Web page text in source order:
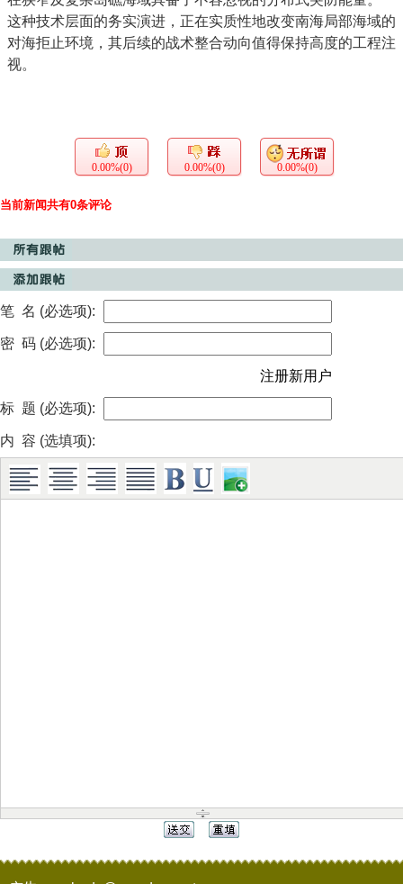
这种技术层面的务实演进，正在实质性地改变南海局部海域的
对海拒止环境，其后续的战术整合动向值得保持高度的工程注
视。
0.00%(0) 0.00%(0) 0.00%(0)
当前新闻共有0条评论
笔 名 (必选项):
密 码 (必选项):
注册新用户
标 题 (必选项):
内 容 (选填项):